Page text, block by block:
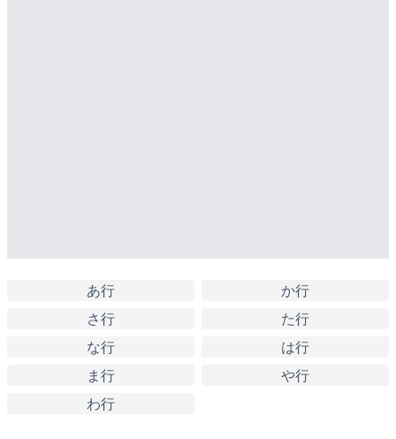
あ行
か行
さ行
た行
な行
は行
ま行
や行
わ行